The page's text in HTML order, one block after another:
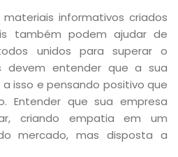
informativos criados
também podem ajudar de
unidos para superar o
devem entender que a sua
isso e pensando positivo que
Entender que sua empresa
criando empatia em um
mercado, mas disposta a